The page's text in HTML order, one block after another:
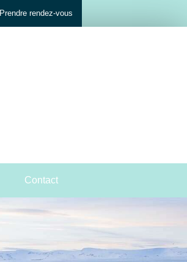
Prendre rendez-vous
Contact